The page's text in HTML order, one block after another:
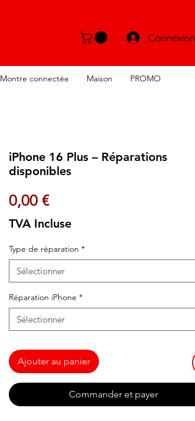
Connexion
Montre connectée Maison PROMO
iPhone 16 Plus – Réparations
disponibles
0,00 €Prix
TVA Incluse
Type de réparation *
Sélectionner
Réparation iPhone *
Sélectionner
Ajouter au panier
Commander et payer